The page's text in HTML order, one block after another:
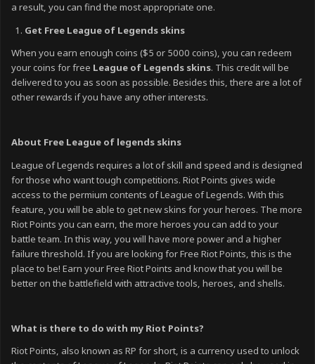
a result, you can find the most appropriate one.
Get Free League of Legends skins
When you earn enough coins ($5 or 5000 coins), you can redeem
your coins for free League of Legends skins. This credit will be
delivered to you as soon as possible. Besides this, there are a lot of
other rewards if you have any other interests.
About Free League of legends skins
League of Legends requires a lot of skill and speed and is designed
for those who want tough competitions. Riot Points gives wide
access to the permium contents of League of Legends. With this
feature, you will be able to get new skins for your heroes. The more
Riot Points you can earn, the more heroes you can add to your
battle team. In this way, you will have more power and a higher
failure threshold. If you are looking for Free Riot Points, this is the
place to be! Earn your Free Riot Points and know that you will be
better on the battlefield with attractive tools, heroes, and shells.
What is there to do with my Riot Points?
Riot Points, also known as RP for short, is a currency used to unlock